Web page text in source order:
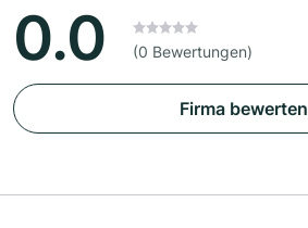
0.0 (0 Bewertungen)
Firma bewerten